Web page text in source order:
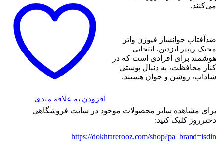
افزودن به علاقه مندی
می‌کنند.
ضدآفتاب جوانساز فیوژن واتر
مجیک ریپیر ایزدین، انتخابی
هوشمند برای افرادی است که در
کنار محافظت، به دنبال پوستی
شاداب، روشن و جوان هستند.
برای مشاهده سایر محصولات موجود در سایت فروشگاهی
دخترروز کلیک کنید:
https://dokhtarerooz.com/shop?pa_brand=isdin